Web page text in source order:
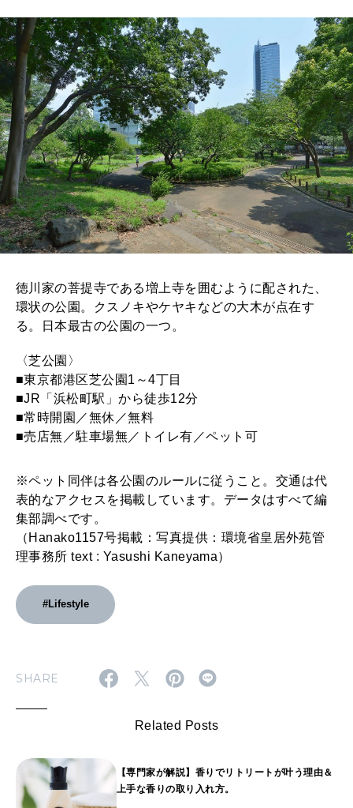
徳川家の菩提寺である増上寺を囲むように配された、
環状の公園。クスノキやケヤキなどの大木が点在す
る。日本最古の公園の一つ。
〈芝公園〉
■東京都港区芝公園1～4丁目
■JR「浜松町駅」から徒歩12分
■常時開園／無休／無料
■売店無／駐車場無／トイレ有／ペット可
※ペット同伴は各公園のルールに従うこと。交通は代
表的なアクセスを掲載しています。データはすべて編
集部調べです。
（Hanako1157号掲載：写真提供：環境省皇居外苑管
理事務所 text : Yasushi Kaneyama）
#Lifestyle
SHARE
Related Posts
【専門家が解説】香りでリトリートが叶う理由＆
上手な香りの取り入れ方。